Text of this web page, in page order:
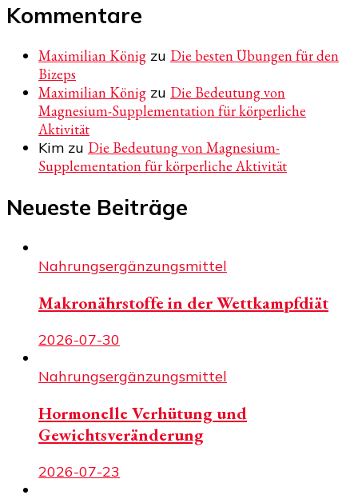
Kommentare
Maximilian König zu Die besten Übungen für den
Bizeps
Maximilian König zu Die Bedeutung von
Magnesium-Supplementation für körperliche
Aktivität
Kim zu Die Bedeutung von Magnesium-
Supplementation für körperliche Aktivität
Neueste Beiträge
Nahrungsergänzungsmittel
Makronährstoffe in der Wettkampfdiät
2026-07-30
Nahrungsergänzungsmittel
Hormonelle Verhütung und
Gewichtsveränderung
2026-07-23